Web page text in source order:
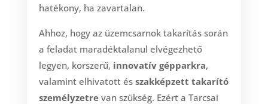
hatékony, ha zavartalan.
Ahhoz, hogy az üzemcsarnok takarítás során
a feladat maradéktalanul elvégezhető
legyen, korszerű, innovatív gépparkra,
valamint elhivatott és szakképzett takarító
személyzetrevan szükség. Ezért a Tarcsai